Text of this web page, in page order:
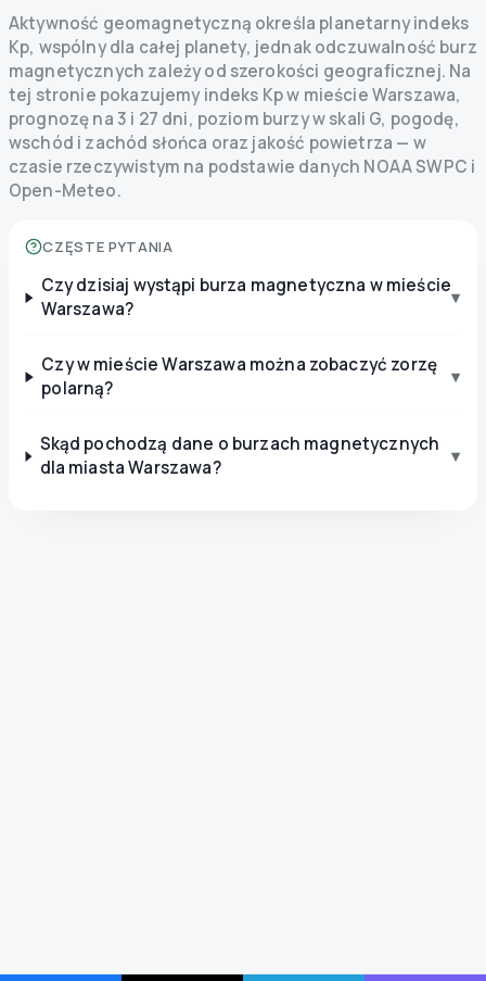
Aktywność geomagnetyczną określa planetarny indeks
Kp, wspólny dla całej planety, jednak odczuwalność burz
magnetycznych zależy od szerokości geograficznej. Na
tej stronie pokazujemy indeks Kp w mieście Warszawa,
prognozę na 3 i 27 dni, poziom burzy w skali G, pogodę,
wschód i zachód słońca oraz jakość powietrza — w
czasie rzeczywistym na podstawie danych NOAA SWPC i
Open-Meteo.
CZĘSTE PYTANIA
Czy dzisiaj wystąpi burza magnetyczna w mieście
Warszawa?
▾
Czy w mieście Warszawa można zobaczyć zorzę
polarną?
▾
Skąd pochodzą dane o burzach magnetycznych
dla miasta Warszawa?
▾